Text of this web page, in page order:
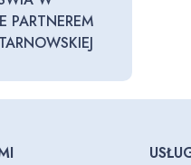
PARTNEREM